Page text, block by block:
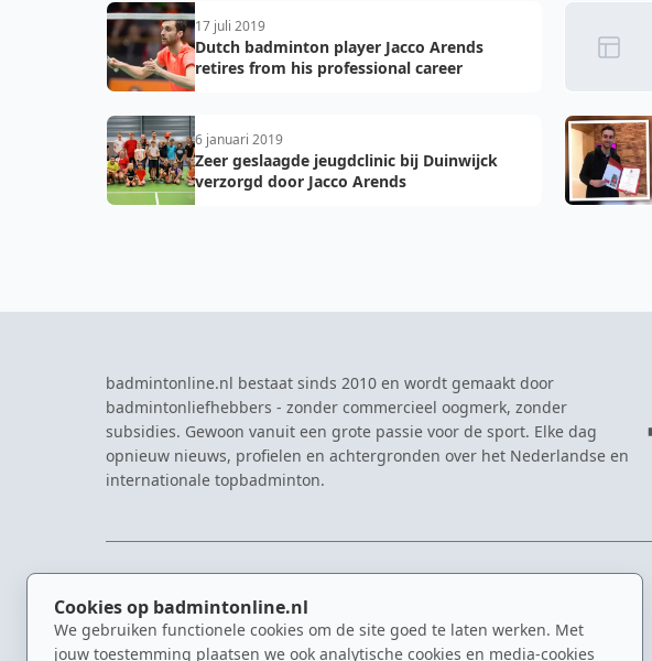
Cookies op badmintonline.nl
We gebruiken functionele cookies om de site goed te laten werken. Met
jouw toestemming plaatsen we ook analytische cookies en media-cookies
17 juli 2019
Dutch badminton player Jacco Arends
retires from his professional career
6 januari 2019
Zeer geslaagde jeugdclinic bij Duinwijck
verzorgd door Jacco Arends
badmintonline.nl bestaat sinds 2010 en wordt gemaakt door
badmintonliefhebbers - zonder commercieel oogmerk, zonder
subsidies. Gewoon vanuit een grote passie voor de sport. Elke dag
opnieuw nieuws, profielen en achtergronden over het Nederlandse en
internationale topbadminton.
Nieuws
Kennisbank
Eredivisie
NK Badminton